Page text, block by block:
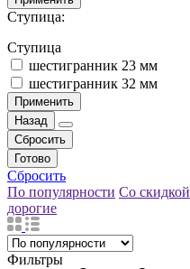
Ступица:
Ступица
шестигранник 23 мм
шестигранник 32 мм
Применить
Назад
Сбросить
Готово
Сбросить
По популярности Со скидкой
дорогие
Фильтры